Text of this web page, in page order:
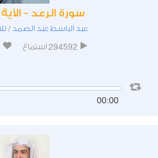
سورة الرعد - الآية [28 -
عبد الباسط عبد الصمد /
294592 استماع
00:00